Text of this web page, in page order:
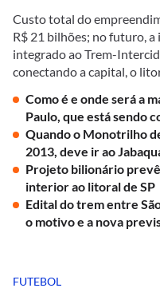
Custo total do
R$ 21 bilhões; no futuro, a
integrado ao Trem-
conectando a capital, o
Como é e onde será a
Paulo, que está sendo
Quando o Monotrilho
2013, deve ir ao
Projeto bilionário
interior ao litoral de SP
Edital do trem entre
o motivo e a nova
FUTEBOL